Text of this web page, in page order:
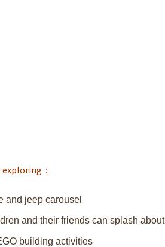
exploring ：
and jeep carousel
and their friends can splash about
building activities